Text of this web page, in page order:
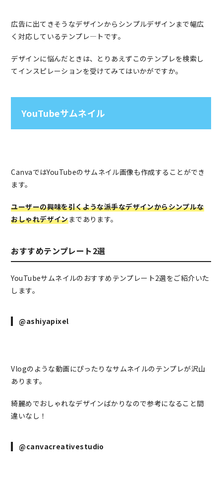
広告に出てきそうなデザインからシンプルデザインまで幅広
く対応しているテンプレ―トです。
デザインに悩んだときは、とりあえずこのテンプレを検索し
てインスピレーションを受けてみてはいかがですか。
YouTubeサムネイル
CanvaではYouTubeのサムネイル画像も作成することができ
ます。
ユーザーの興味を引くような派手なデザインからシンプルな
おしゃれデザインまであります。
おすすめテンプレート2選
YouTubeサムネイルのおすすめテンプレート2選をご紹介いた
します。
@ashiyapixel
Vlogのような動画にぴったりなサムネイルのテンプレが沢山
あります。
綺麗めでおしゃれなデザインばかりなので参考になること間
違いなし！
@canvacreativestudio